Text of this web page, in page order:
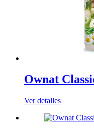
Ownat
Ver detalles